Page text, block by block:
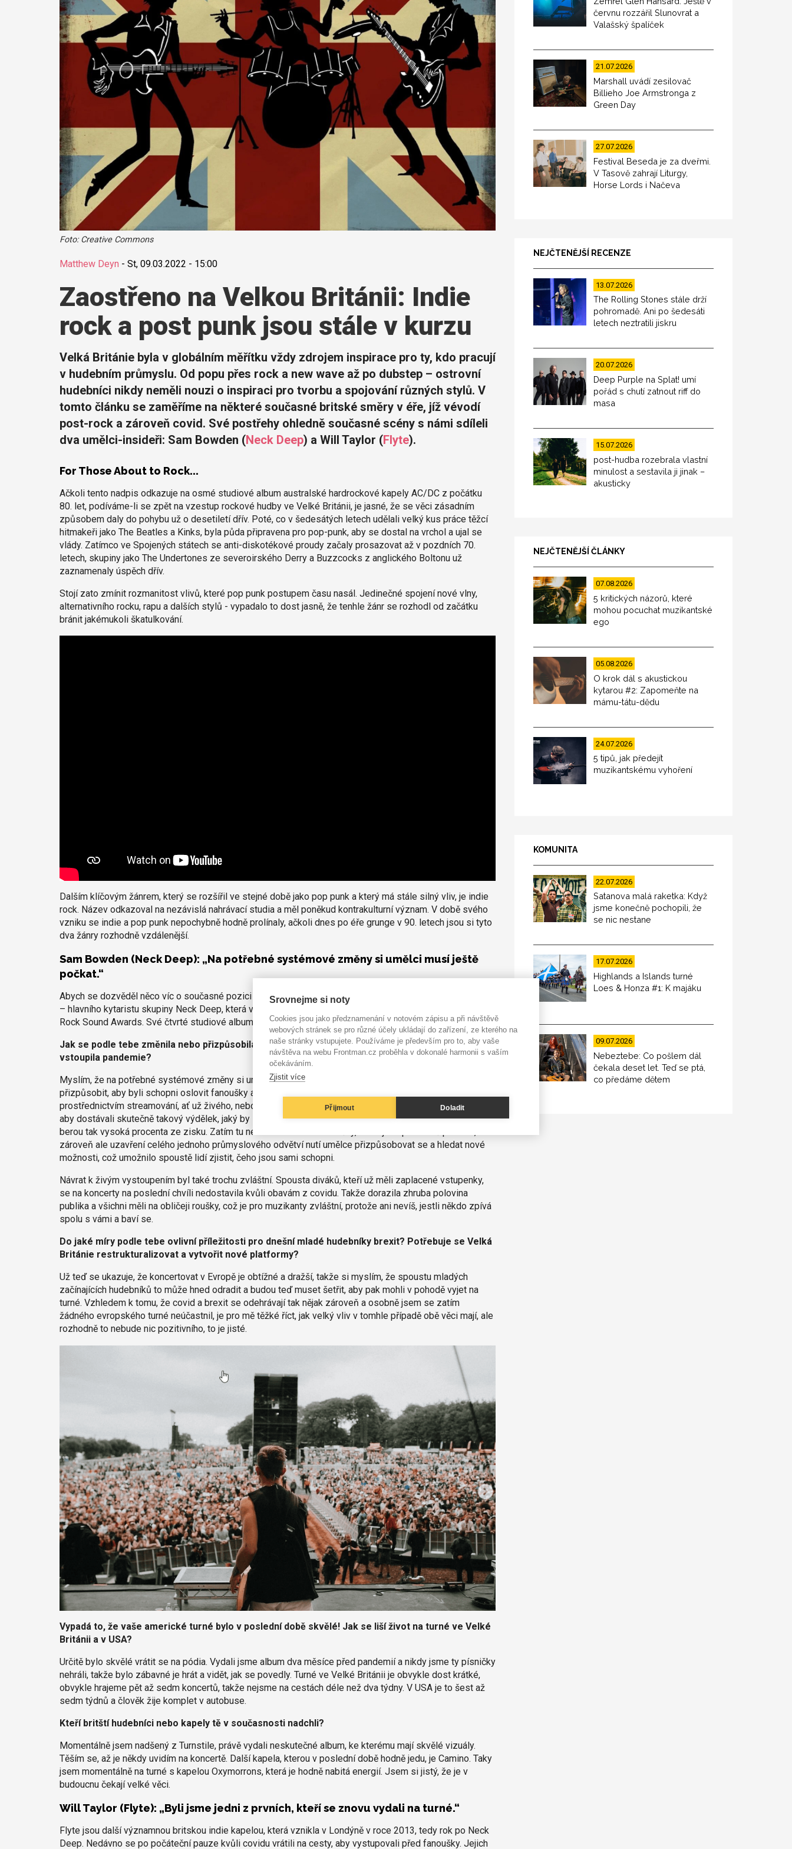
Foto: Creative Commons
Matthew Deyn - St, 09.03.2022 - 15:00
Zaostřeno na Velkou Británii: Indie
rock a post punk jsou stále v kurzu
Velká Británie byla v globálním měřítku vždy zdrojem inspirace pro ty, kdo pracují
v hudebním průmyslu. Od popu přes rock a new wave až po dubstep – ostrovní
hudebníci nikdy neměli nouzi o inspiraci pro tvorbu a spojování různých stylů. V
tomto článku se zaměříme na některé současné britské směry v éře, jíž vévodí
post-rock a zároveň covid. Své postřehy ohledně současné scény s námi sdíleli
dva umělci-insideři: Sam Bowden (Neck Deep) a Will Taylor (Flyte).
For Those About to Rock...
Ačkoli tento nadpis odkazuje na osmé studiové album australské hardrockové kapely AC/DC z počátku
80. let, podíváme-li se zpět na vzestup rockové hudby ve Velké Británii, je jasné, že se věci zásadním
způsobem daly do pohybu už o desetiletí dřív. Poté, co v šedesátých letech udělali velký kus práce těžcí
hitmakeři jako The Beatles a Kinks, byla půda připravena pro pop-punk, aby se dostal na vrchol a ujal se
vlády. Zatímco ve Spojených státech se anti-diskotékové proudy začaly prosazovat až v pozdních 70.
letech, skupiny jako The Undertones ze severoirského Derry a Buzzcocks z anglického Boltonu už
zaznamenaly úspěch dřív.
Stojí zato zmínit rozmanitost vlivů, které pop punk postupem času nasál. Jedinečné spojení nové vlny,
alternativního rocku, rapu a dalších stylů - vypadalo to dost jasně, že tenhle žánr se rozhodl od začátku
bránit jakémukoli škatulkování.
Dalším klíčovým žánrem, který se rozšířil ve stejné době jako pop punk a který má stále silný vliv, je indie
rock. Název odkazoval na nezávislá nahrávací studia a měl poněkud kontrakulturní význam. V době svého
vzniku se indie a pop punk nepochybně hodně prolínaly, ačkoli dnes po éře grunge v 90. letech jsou si tyto
dva žánry rozhodně vzdálenější.
Sam Bowden (Neck Deep): „Na potřebné systémové změny si umělci musí ještě
počkat.“
Abych se dozvěděl něco víc o současné pozici umělců ve Velké Británii, vyzpovídal jsem Sama Bowdena
– hlavního kytaristu skupiny Neck Deep, která v roce 2017 získala cenu za nejlepší britskou kapelu na
Rock Sound Awards. Své čtvrté studiové album
All Distortions are Intentionalvydala kapela roce 2020.
Jak se podle tebe změnila nebo přizpůsobila hudební scéna od chvíle, kdy do našich životů
vstoupila pandemie?
Myslím, že na potřebné systémové změny si umělci ještě musí počkat. Hudebníci se museli hodně
přizpůsobit, aby byli schopni oslovit fanoušky a navázat s nimi kontakt. Nejčastěji se to dělo
prostřednictvím streamování, ať už živého, nebo natáčeného předem. Umělci už nějakou dobu bojují s tím,
aby dostávali skutečně takový výdělek, jaký by si zasloužili, když si vydavatelství a streamovací platformy
berou tak vysoká procenta ze zisku. Zatím tu nevidím strukturální změny, které jsou podle mě potřeba,
zároveň ale uzavření celého jednoho průmyslového odvětví nutí umělce přizpůsobovat se a hledat nové
možnosti, což umožnilo spoustě lidí zjistit, čeho jsou sami schopni.
Návrat k živým vystoupením byl také trochu zvláštní. Spousta diváků, kteří už měli zaplacené vstupenky,
se na koncerty na poslední chvíli nedostavila kvůli obavám z covidu. Takže dorazila zhruba polovina
publika a všichni měli na obličeji roušky, což je pro muzikanty zvláštní, protože ani nevíš, jestli někdo zpívá
spolu s vámi a baví se.
Do jaké míry podle tebe ovlivní příležitosti pro dnešní mladé hudebníky brexit? Potřebuje se Velká
Británie restrukturalizovat a vytvořit nové platformy?
Už teď se ukazuje, že koncertovat v Evropě je obtížné a dražší, takže si myslím, že spoustu mladých
začínajících hudebníků to může hned odradit a budou teď muset šetřit, aby pak mohli v pohodě vyjet na
turné. Vzhledem k tomu, že covid a brexit se odehrávají tak nějak zároveň a osobně jsem se zatím
žádného evropského turné neúčastnil, je pro mě těžké říct, jak velký vliv v tomhle případě obě věci mají, ale
rozhodně to nebude nic pozitivního, to je jisté.
Vypadá to, že vaše americké turné bylo v poslední době skvělé! Jak se liší život na turné ve Velké
Británii a v USA?
Určitě bylo skvělé vrátit se na pódia. Vydali jsme album dva měsíce před pandemií a nikdy jsme ty písničky
nehráli, takže bylo zábavné je hrát a vidět, jak se povedly. Turné ve Velké Británii je obvykle dost krátké,
obvykle hrajeme pět až sedm koncertů, takže nejsme na cestách déle než dva týdny. V USA je to šest až
sedm týdnů a člověk žije komplet v autobuse.
Kteří britští hudebníci nebo kapely tě v současnosti nadchli?
Momentálně jsem nadšený z Turnstile, právě vydali neskutečné album, ke kterému mají skvělé vizuály.
Těším se, až je někdy uvidím na koncertě. Další kapela, kterou v poslední době hodně jedu, je Camino. Taky
jsem momentálně na turné s kapelou Oxymorrons, která je hodně nabitá energií. Jsem si jistý, že je v
budoucnu čekají velké věci.
Will Taylor (Flyte): „Byli jsme jedni z prvních, kteří se znovu vydali na turné.“
Flyte jsou další významnou britskou indie kapelou, která vznikla v Londýně v roce 2013, tedy rok po Neck
Deep. Nedávno se po počáteční pauze kvůli covidu vrátili na cesty, aby vystupovali před fanoušky. Jejich
červnu rozzářil Slunovrat a
Valašský špalíček
21.07.2026
Marshall uvádí zesilovač
Billieho Joe Armstronga z
Green Day
27.07.2026
Festival Beseda je za dveřmi.
V Tasově zahrají Liturgy,
Horse Lords i Načeva
NEJČTENĚJŠÍ RECENZE
13.07.2026
The Rolling Stones stále drží
pohromadě. Ani po šedesáti
letech neztratili jiskru
20.07.2026
Deep Purple na Splat! umí
pořád s chutí zatnout riff do
masa
15.07.2026
post-hudba rozebrala vlastní
minulost a sestavila ji jinak –
akusticky
NEJČTENĚJŠÍ ČLÁNKY
07.08.2026
5 kritických názorů, které
mohou pocuchat muzikantské
ego
05.08.2026
O krok dál s akustickou
kytarou #2: Zapomeňte na
mámu-tátu-dědu
24.07.2026
5 tipů, jak předejít
muzikantskému vyhoření
KOMUNITA
22.07.2026
Satanova malá raketka: Když
jsme konečně pochopili, že
se nic nestane
17.07.2026
Highlands a Islands turné
Loes & Honza #1: K majáku
09.07.2026
Nebeztebe: Co pošlem dál
čekala deset let. Teď se ptá,
co předáme dětem
Srovnejme si noty
Cookies jsou jako předznamenání v notovém zápisu a při návštěvě
webových stránek se pro různé účely ukládají do zařízení, ze kterého na
naše stránky vstupujete. Používáme je především pro to, aby vaše
návštěva na webu Frontman.cz proběhla v dokonalé harmonii s vaším
očekáváním.
Zjistit více
Přijmout Doladit